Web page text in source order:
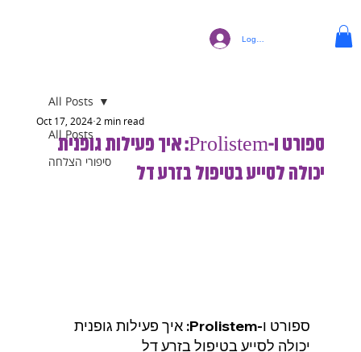
Log In
All Posts
סיפורי הצלחה
All Posts
ספורט ו-Prolistem: איך פעילות גופנית
יכולה לסייע בטיפול בזרע דל
Oct 17, 2024 2 min read
ספורט ו-Prolistem: איך פעילות גופנית
יכולה לסייע בטיפול בזרע דל